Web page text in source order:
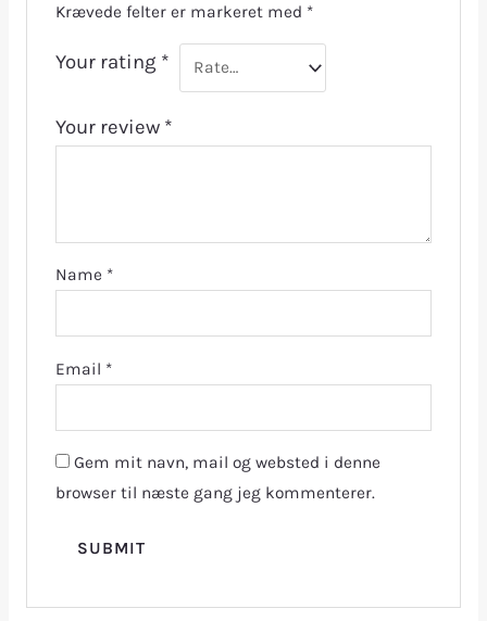
Krævede felter er markeret med *
Your rating *
Your review *
Name *
Email *
Gem mit navn, mail og websted i denne
browser til næste gang jeg kommenterer.